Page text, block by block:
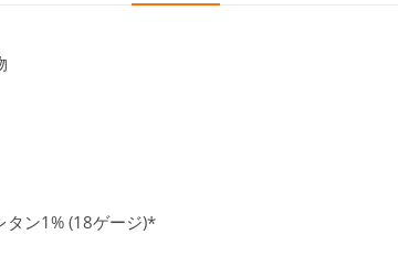
タン1% (18ゲージ)*